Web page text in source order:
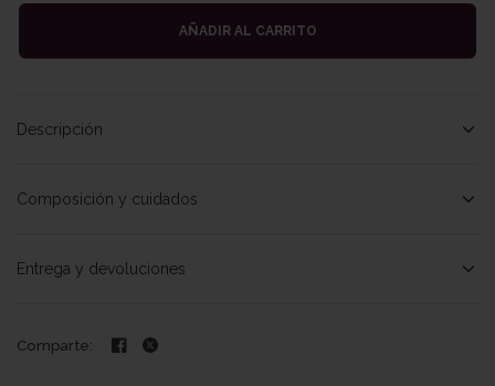
AÑADIR AL CARRITO
Descripción
Composición y cuidados
Entrega y devoluciones
Comparte: